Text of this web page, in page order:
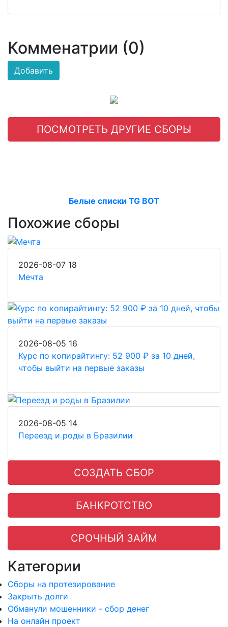
Комменатрии (0)
Добавить
ПОСМОТРЕТЬ ДРУГИЕ СБОРЫ
Белые списки TG BOT
Похожие сборы
2026-08-07 18
Мечта
2026-08-05 16
Курс по копирайтингу: 52 900 ₽ за 10 дней,
чтобы выйти на первые заказы
2026-08-05 14
Переезд и роды в Бразилии
СОЗДАТЬ СБОР
БАНКРОТСТВО
СРОЧНЫЙ ЗАЙМ
Категории
Сборы на протезирование
Закрыть долги
Обманули мошенники - сбор денег
На онлайн проект